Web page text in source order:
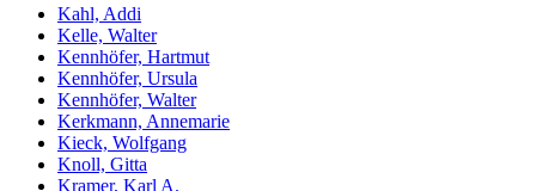
Kahl, Addi
Kelle, Walter
Kennhöfer, Hartmut
Kennhöfer, Ursula
Kennhöfer, Walter
Kerkmann, Annemarie
Kieck, Wolfgang
Knoll, Gitta
Kramer, Karl A.